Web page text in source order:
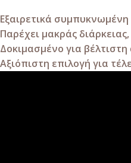
Εξαιρετικά
Παρέχει μακράς
Δοκιμασμένο για
Αξιόπιστη επιλογή για